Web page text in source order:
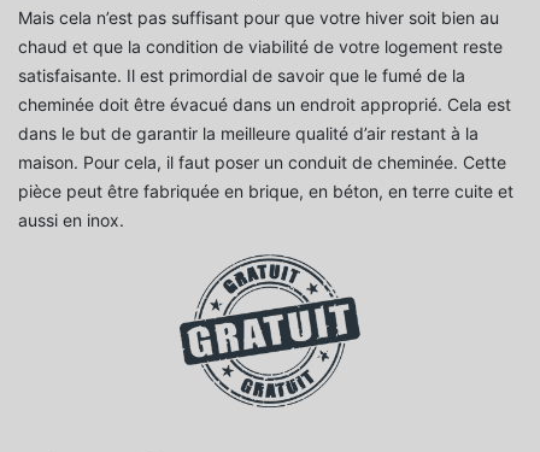
Mais cela n’est pas suffisant pour que votre hiver soit bien au
chaud et que la condition de viabilité de votre logement reste
satisfaisante. Il est primordial de savoir que le fumé de la
cheminée doit être évacué dans un endroit approprié. Cela est
dans le but de garantir la meilleure qualité d’air restant à la
maison. Pour cela, il faut poser un conduit de cheminée. Cette
pièce peut être fabriquée en brique, en béton, en terre cuite et
aussi en inox.